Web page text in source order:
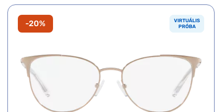
-20%
VIRTUÁLIS
PRÓBA